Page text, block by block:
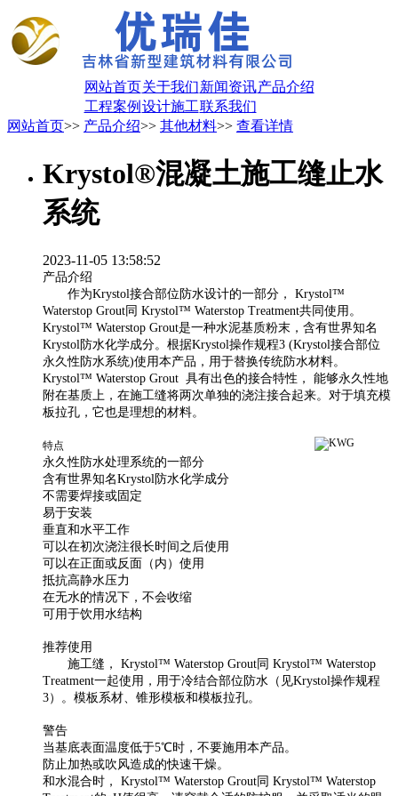
网站首页关于我们新闻资讯产品介绍
工程案例 设计施工联系我们
网站首页>> 产品介绍>> 其他材料>> 查看详情
Krystol®混凝土施工缝止水
系统
2023-11-05 13:58:52
产品介绍
作为Krystol接合部位防水设计的一部分， Krystol™
Waterstop Grout同 Krystol™ Waterstop Treatment共同使用。
Krystol™ Waterstop Grout是一种水泥基质粉末，含有世界知名
Krystol防水化学成分。根据Krystol操作规程3 (Krystol接合部位
永久性防水系统)使用本产品，用于替换传统防水材料。
Krystol™ Waterstop Grout 具有出色的接合特性， 能够永久性地
附在基质上，在施工缝将两次单独的浇注接合起来。对于填充模
板拉孔，它也是理想的材料。
特点
永久性防水处理系统的一部分
含有世界知名Krystol防水化学成分
不需要焊接或固定
易于安装
垂直和水平工作
可以在初次浇注很长时间之后使用
可以在正面或反面（内）使用
抵抗高静水压力
在无水的情况下，不会收缩
可用于饮用水结构
推荐使用
施工缝， Krystol™ Waterstop Grout同 Krystol™ Waterstop
Treatment一起使用，用于冷结合部位防水（见Krystol操作规程
3）。模板系材、锥形模板和模板拉孔。
警告
当基底表面温度低于5℃时，不要施用本产品。
防止加热或吹风造成的快速干燥。
和水混合时， Krystol™ Waterstop Grout同 Krystol™ Waterstop